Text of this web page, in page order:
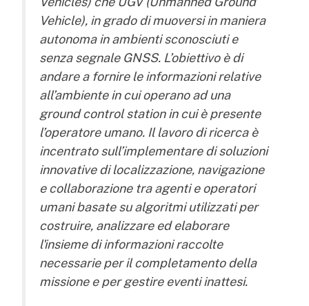
Vehicle), in grado di muoversi in maniera
autonoma in ambienti sconosciuti e
senza segnale GNSS. L’obiettivo è di
andare a fornire le informazioni relative
all’ambiente in cui operano ad una
ground control station in cui è presente
l’operatore umano. Il lavoro di ricerca è
incentrato sull’implementare di soluzioni
innovative di localizzazione, navigazione
e collaborazione tra agenti e operatori
umani basate su algoritmi utilizzati per
costruire, analizzare ed elaborare
l'insieme di informazioni raccolte
necessarie per il completamento della
missione e per gestire eventi inattesi.